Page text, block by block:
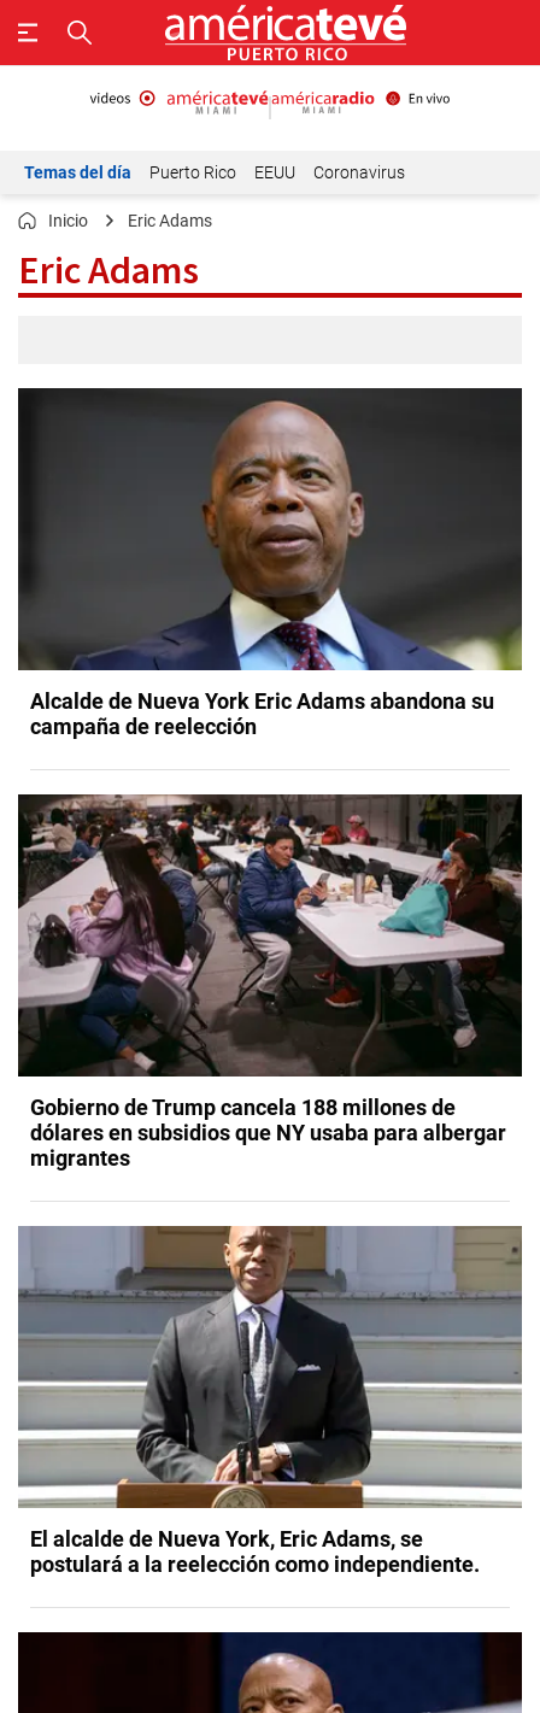
Temas del día Puerto Rico EEUU Coronavirus
Inicio Eric Adams
Eric Adams
Alcalde de Nueva York Eric Adams abandona su
campaña de reelección
Gobierno de Trump cancela 188 millones de
dólares en subsidios que NY usaba para albergar
migrantes
El alcalde de Nueva York, Eric Adams, se
postulará a la reelección como independiente.